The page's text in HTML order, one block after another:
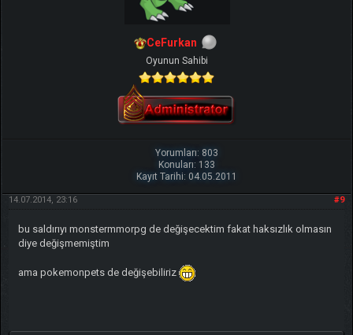
CeFurkan
Oyunun Sahibi
Yorumları: 803
Konuları: 133
Kayıt Tarihi: 04.05.2011
#9
14.07.2014, 23:16
bu saldırıyı monstermmorpg de değişecektim fakat haksızlık olmasın
diye değişmemiştim
ama pokemonpets de değişebiliriz